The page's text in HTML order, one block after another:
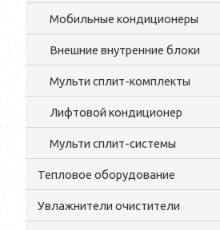
Мобильные кондиционеры
Внешние внутренние блоки
Мульти cплит-комплекты
Лифтовой кондиционер
Мульти сплит-системы
Тепловое оборудование
Увлажнители очистители